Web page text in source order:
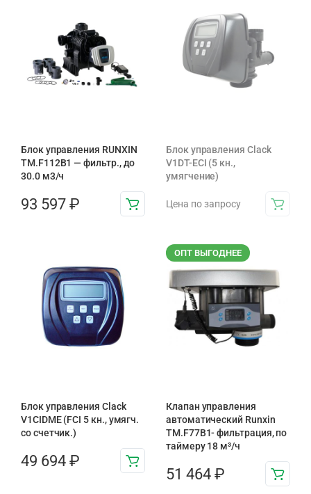
Блок управления RUNXIN
ТМ.F112B1 — фильтр., до
30.0 м3/ч
93 597 ₽
Блок управления Clack
V1DT-ECI (5 кн.,
умягчение)
Цена по запросу
Блок управления Clack
V1CIDME (FCI 5 кн., умягч.
со счетчик.)
49 694 ₽
ОПТ ВЫГОДНЕЕ
Клапан управления
автоматический Runxin
TM.F77B1- фильтрация, по
таймеру 18 м³/ч
51 464 ₽